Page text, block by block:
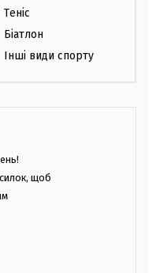
Теніс
Біатлон
Інші види спорту
щоб